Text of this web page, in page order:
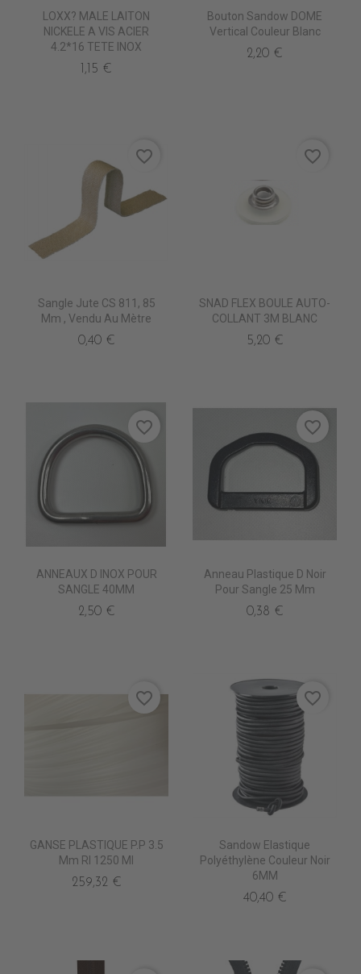
LOXX? MALE LAITON
NICKELE A VIS ACIER
4.2*16 TETE INOX
1,15 €
Bouton Sandow DOME
Vertical Couleur Blanc
2,20 €
Sangle Jute CS 811, 85
Mm , Vendu Au Mètre
0,40 €
favorite_border
SNAD FLEX BOULE AUTO-
COLLANT 3M BLANC
5,20 €
favorite_border
ANNEAUX D INOX POUR
SANGLE 40MM
2,50 €
favorite_border
Anneau Plastique D Noir
Pour Sangle 25 Mm
0,38 €
favorite_border
GANSE PLASTIQUE P.P 3.5
Mm Rl 1250 Ml
259,32 €
favorite_border
Sandow Elastique
Polyéthylène Couleur Noir
6MM
40,40 €
favorite_border